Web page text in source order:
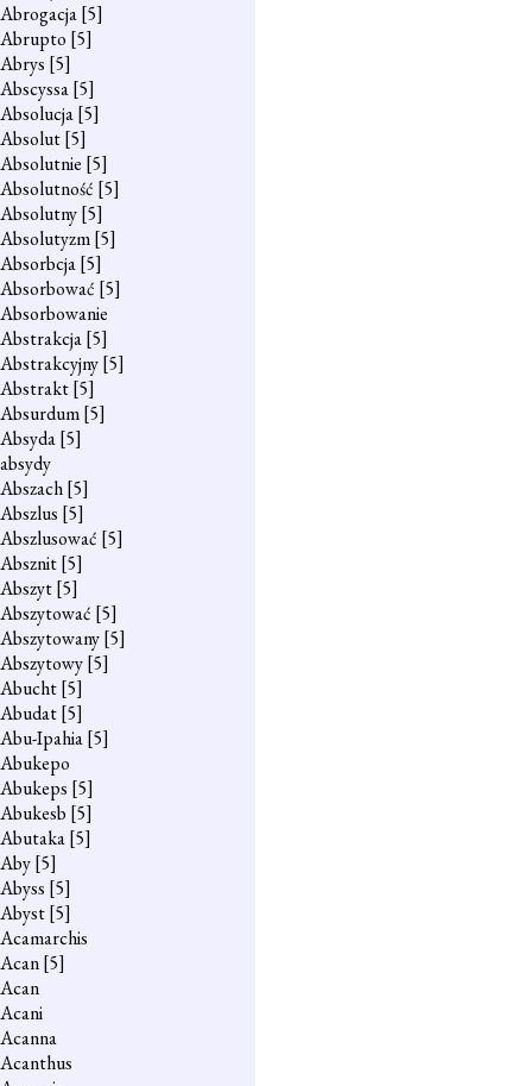
Abrogacja[5]
Abrupto [5]
Abrys [5]
Abscyssa[5]
Absolucja[5]
Absolut[5]
Absolutnie [5]
Absolutność [5]
Absolutny[5]
Absolutyzm[5]
Absorbcja[5]
Absorbować [5]
Absorbowanie
Abstrakcja[5]
Abstrakcyjny[5]
Abstrakt[5]
Absurdum[5]
Absyda[5]
absydy
Abszach[5]
Abszlus [5]
Abszlusować [5]
Absznit[5]
Abszyt[5]
Abszytować [5]
Abszytowany[5]
Abszytowy[5]
Abucht[5]
Abudat[5]
Abu-Ipahia[5]
Abukepo
Abukeps [5]
Abukesb [5]
Abutaka[5]
Aby[5]
Abyss [5]
Abyst[5]
Acamarchis
Acan[5]
Acan
Acani
Acanna
Acanthus